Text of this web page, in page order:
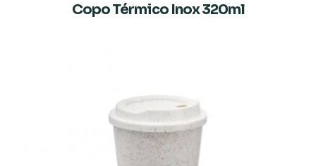
Copo Térmico Inox 320ml